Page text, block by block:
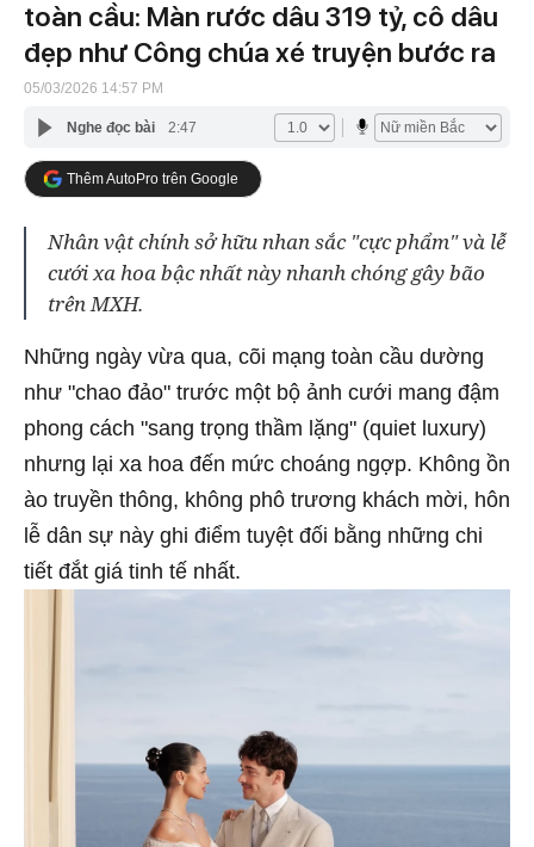
toàn cầu: Màn rước dâu 319 tỷ, cô dâu
đẹp như Công chúa xé truyện bước ra
05/03/2026 14:57 PM
Nghe đọc bài 2:47
Thêm AutoPro trên Google
Nhân vật chính sở hữu nhan sắc "cực phẩm" và lễ
cưới xa hoa bậc nhất này nhanh chóng gây bão
trên MXH.
Những ngày vừa qua, cõi mạng toàn cầu dường
như "chao đảo" trước một bộ ảnh cưới mang đậm
phong cách "sang trọng thầm lặng" (quiet luxury)
nhưng lại xa hoa đến mức choáng ngợp. Không ồn
ào truyền thông, không phô trương khách mời, hôn
lễ dân sự này ghi điểm tuyệt đối bằng những chi
tiết đắt giá tinh tế nhất.